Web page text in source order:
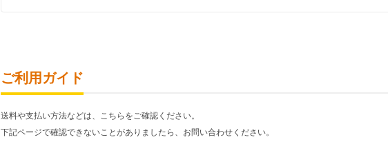
ご利用ガイド
送料や支払い方法などは、こちらをご確認ください。
下記ページで確認できないことがありましたら、お問い合わせください。